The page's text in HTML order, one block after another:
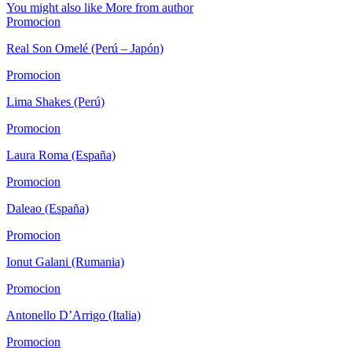
You might also like More from author
Promocion
Real Son Omelé (Perú – Japón)
Promocion
Lima Shakes (Perú)
Promocion
Laura Roma (España)
Promocion
Daleao (España)
Promocion
Ionut Galani (Rumania)
Promocion
Antonello D’Arrigo (Italia)
Promocion